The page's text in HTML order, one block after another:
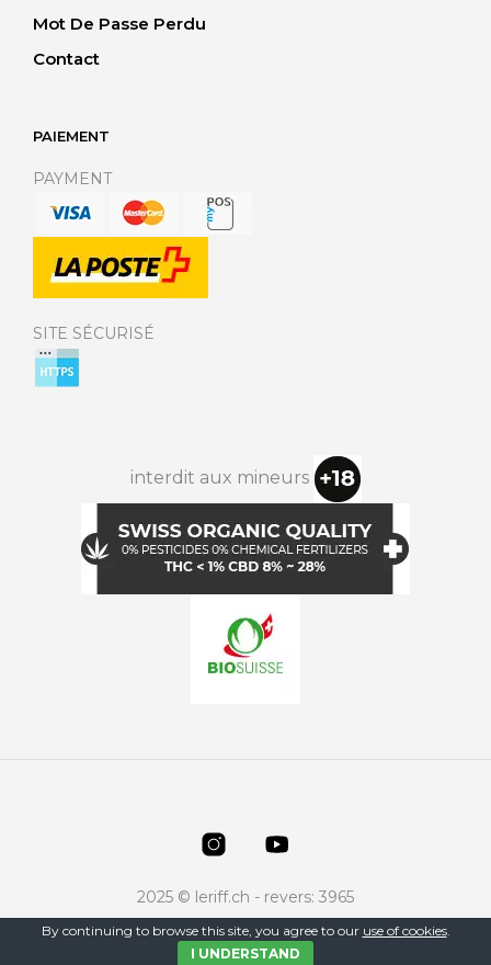
Mot De Passe Perdu
Contact
PAIEMENT
PAYMENT
SITE SÉCURISÉ
interdit aux mineurs
2025 © leriff.ch - revers: 3965
By continuing to browse this site, you agree to our use of cookies.
I UNDERSTAND